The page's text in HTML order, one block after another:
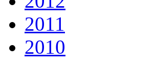
2011
2010